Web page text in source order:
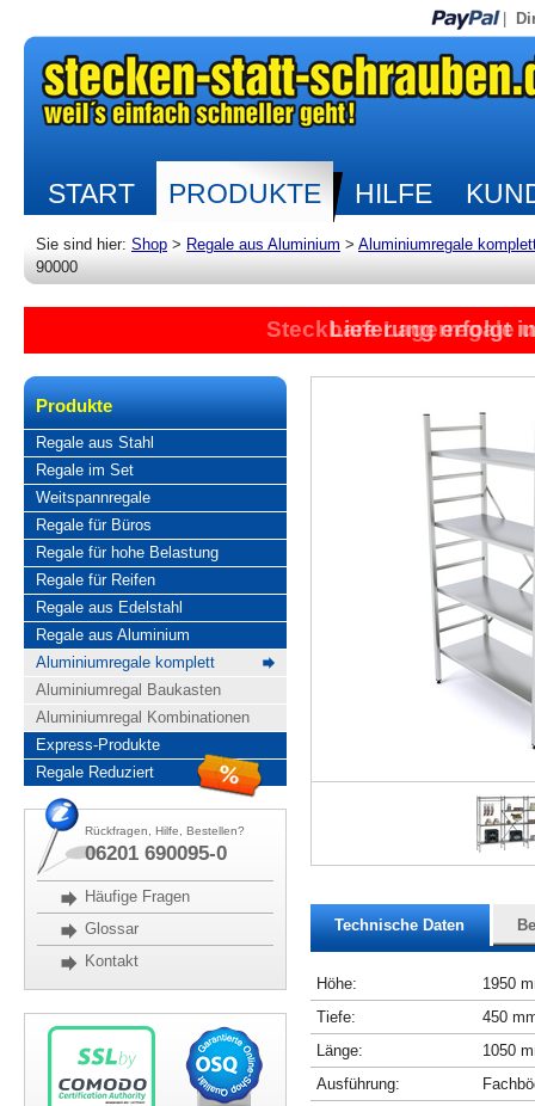
START PRODUKTE HILFE
Sie sind hier: Shop > Regale aus Aluminium > Aluminiumregale
90000
Steckbare Lagerregale
Lieferung erfolgt
Produkte
Regale aus Stahl
Regale im Set
Weitspannregale
Regale für Büros
Regale für hohe Belastung
Regale für Reifen
Regale aus Edelstahl
Regale aus Aluminium
Aluminiumregale komplett
Aluminiumregal Baukasten
Aluminiumregal Kombinationen
Express-Produkte
Regale Reduziert
Rückfragen, Hilfe, Bestellen?
06201 690095-0
Häufige Fragen
Glossar
Kontakt
Technische Daten
Höhe:
1950
Tiefe:
450
Länge:
1050
Ausführung: